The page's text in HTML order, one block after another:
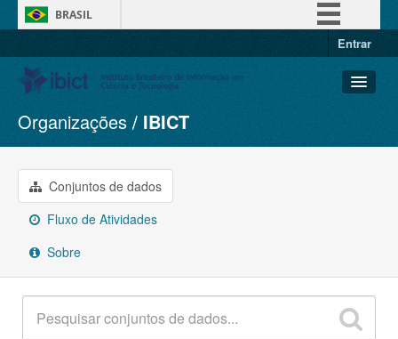
BRASIL
Entrar
Conjuntos de dados
Organizações
Grupos
Sobre
Organizações IBICT
Conjuntos de dados
Fluxo de Atividades
Sobre